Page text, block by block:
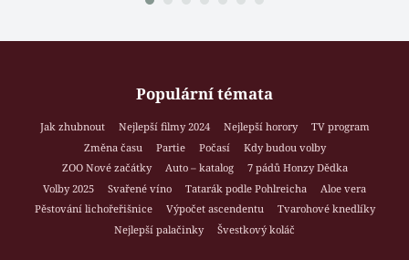
Populární témata
Jak zhubnout Nejlepší filmy 2024 Nejlepší horory
TV program
Změna času
Partie Počasí
Kdy budou volby
ZOO Nové začátky
Auto – katalog
7 pádů Honzy Dědka
Volby 2025
Svařené víno Tatarák podle Pohlreicha
Aloe vera
Pěstování lichořeřišnice
Výpočet ascendentu
Tvarohové knedlíky
Nejlepší palačinky
Švestkový koláč